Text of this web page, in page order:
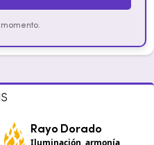
Rayo Dorado